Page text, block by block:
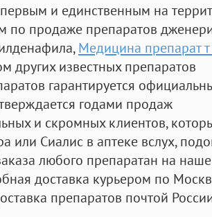
и единственным на
по продаже препаратов
, Медицина препарат
других известных препаратов
гарантируется
годами продаж
и скромных клиентов,
или Сиалис в аптеке вслух,
любого препаратан на
доставка курьером по
препаратов почтой